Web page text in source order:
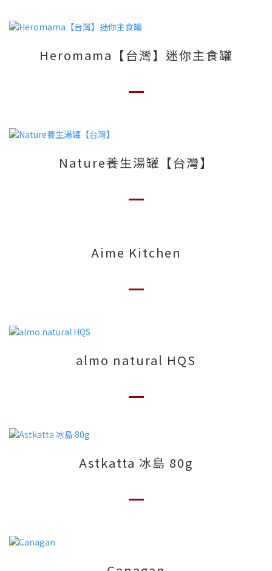
Heromama【台灣】迷你主食罐
Nature養生湯罐【台灣】
Aime Kitchen
almo natural HQS
Astkatta 冰島 80g